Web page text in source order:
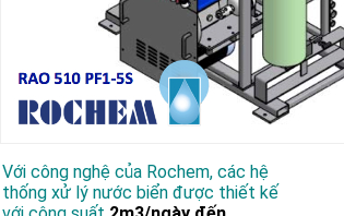
Với công nghệ của Rochem, các hệ
thống xử lý nước biển được thiết kế